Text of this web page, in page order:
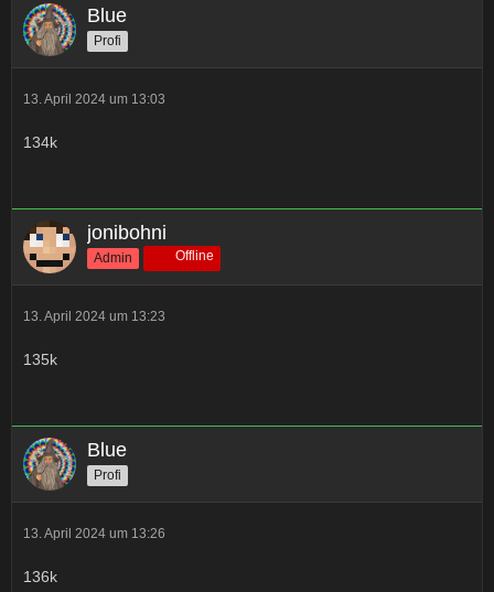
Blue
Profi
13. April 2024 um 13:03
134k
jonibohni
Admin Offline
13. April 2024 um 13:23
135k
Blue
Profi
13. April 2024 um 13:26
136k